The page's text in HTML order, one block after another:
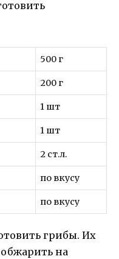
500 г
200 г
1 шт
1 шт
2 ст.л.
по вкусу
по вкусу
грибы. Их
на